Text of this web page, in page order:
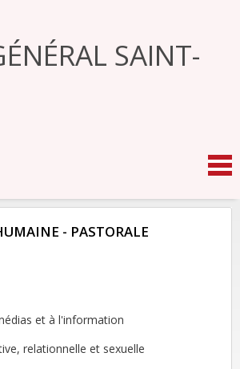
- PASTORALE
et à l'information
relationnelle et sexuelle